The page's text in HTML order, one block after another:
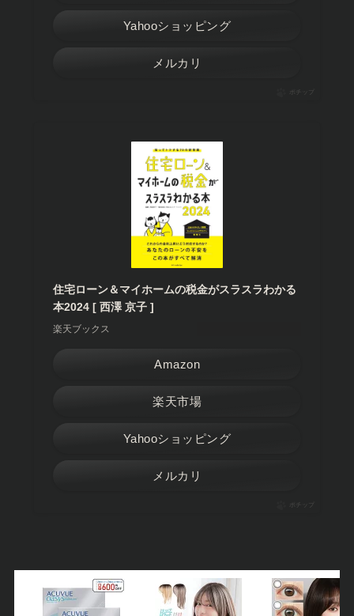
Yahooショッピング
メルカリ
ポチップ
住宅ローン＆マイホームの税金がスラスラわかる
本2024 [ 西澤 京子 ]
楽天ブックス
Amazon
楽天市場
Yahooショッピング
メルカリ
ポチップ